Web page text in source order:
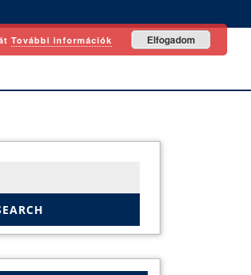
További információk Elfogadom